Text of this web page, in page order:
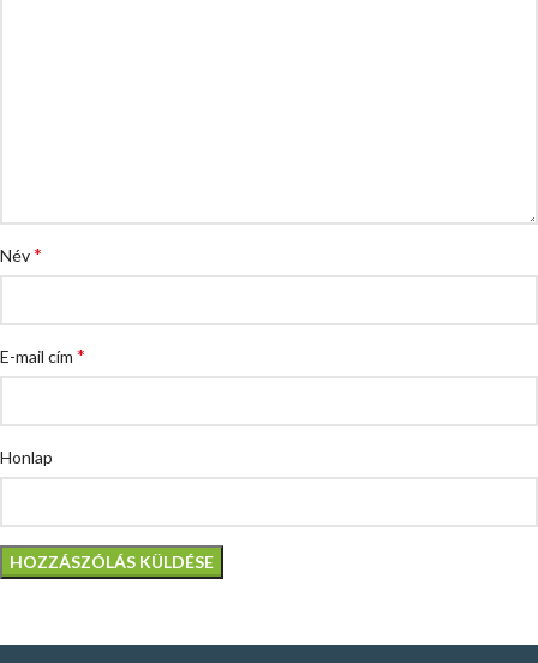
Név*
E-mail cím *
Honlap